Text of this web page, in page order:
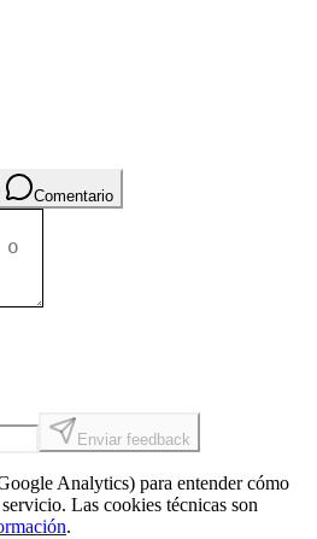
Comentario
Enviar feedback
Analytics) para entender cómo
Las cookies técnicas son
.